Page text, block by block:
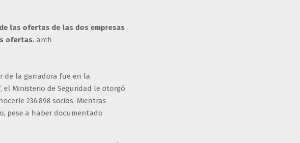
de las ofertas de las dos empresas
ofertas. arch
de la ganadora fue en la
Ministerio de Seguridad le otorgó
236.898 socios. Mientras
pese a haber documentado